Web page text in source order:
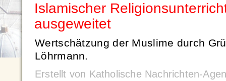
Islamischer
ausgeweitet
Wertschätzung der Muslime durch
Löhrmann.
Erstellt von Katholische Nachrichten-